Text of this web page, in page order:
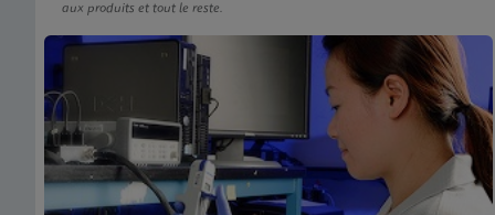
aux produits et tout le reste.